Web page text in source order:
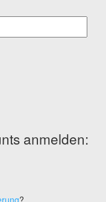
anmelden:
?